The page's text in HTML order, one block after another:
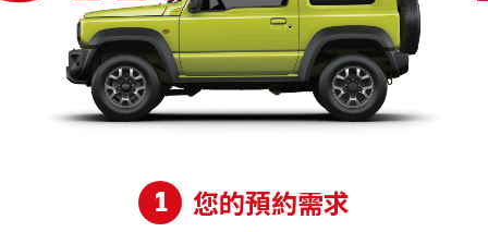
NT$849,000起 NT$1,040,000起
1 您的預約需求